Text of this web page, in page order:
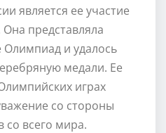
является ее участие
представляла
и удалось
медали. Ее
играх
со стороны
со всего мира.